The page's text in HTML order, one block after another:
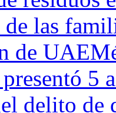
las
de
5
delito de